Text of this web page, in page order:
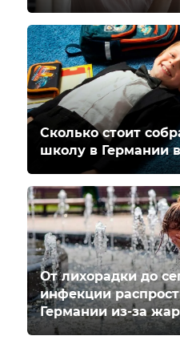
Сколько стоит
школу в Германии
От лихорадки до
инфекции
Германии из-за